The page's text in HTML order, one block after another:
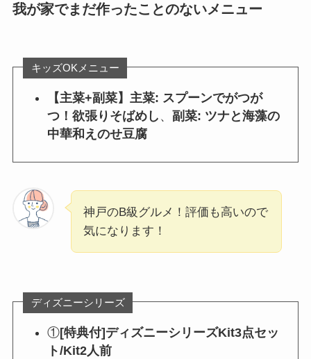
我が家でまだ作ったことのないメニュー
キッズOKメニュー
【主菜+副菜】主菜: スプーンでがつが
つ！欲張りそばめし 、副菜: ツナと海藻の
中華和えのせ豆腐
神戸のB級グルメ！評価も高いので
気になります！
ディズニーシリーズ
①[特典付]ディズニーシリーズKit3点セッ
ト/Kit2人前